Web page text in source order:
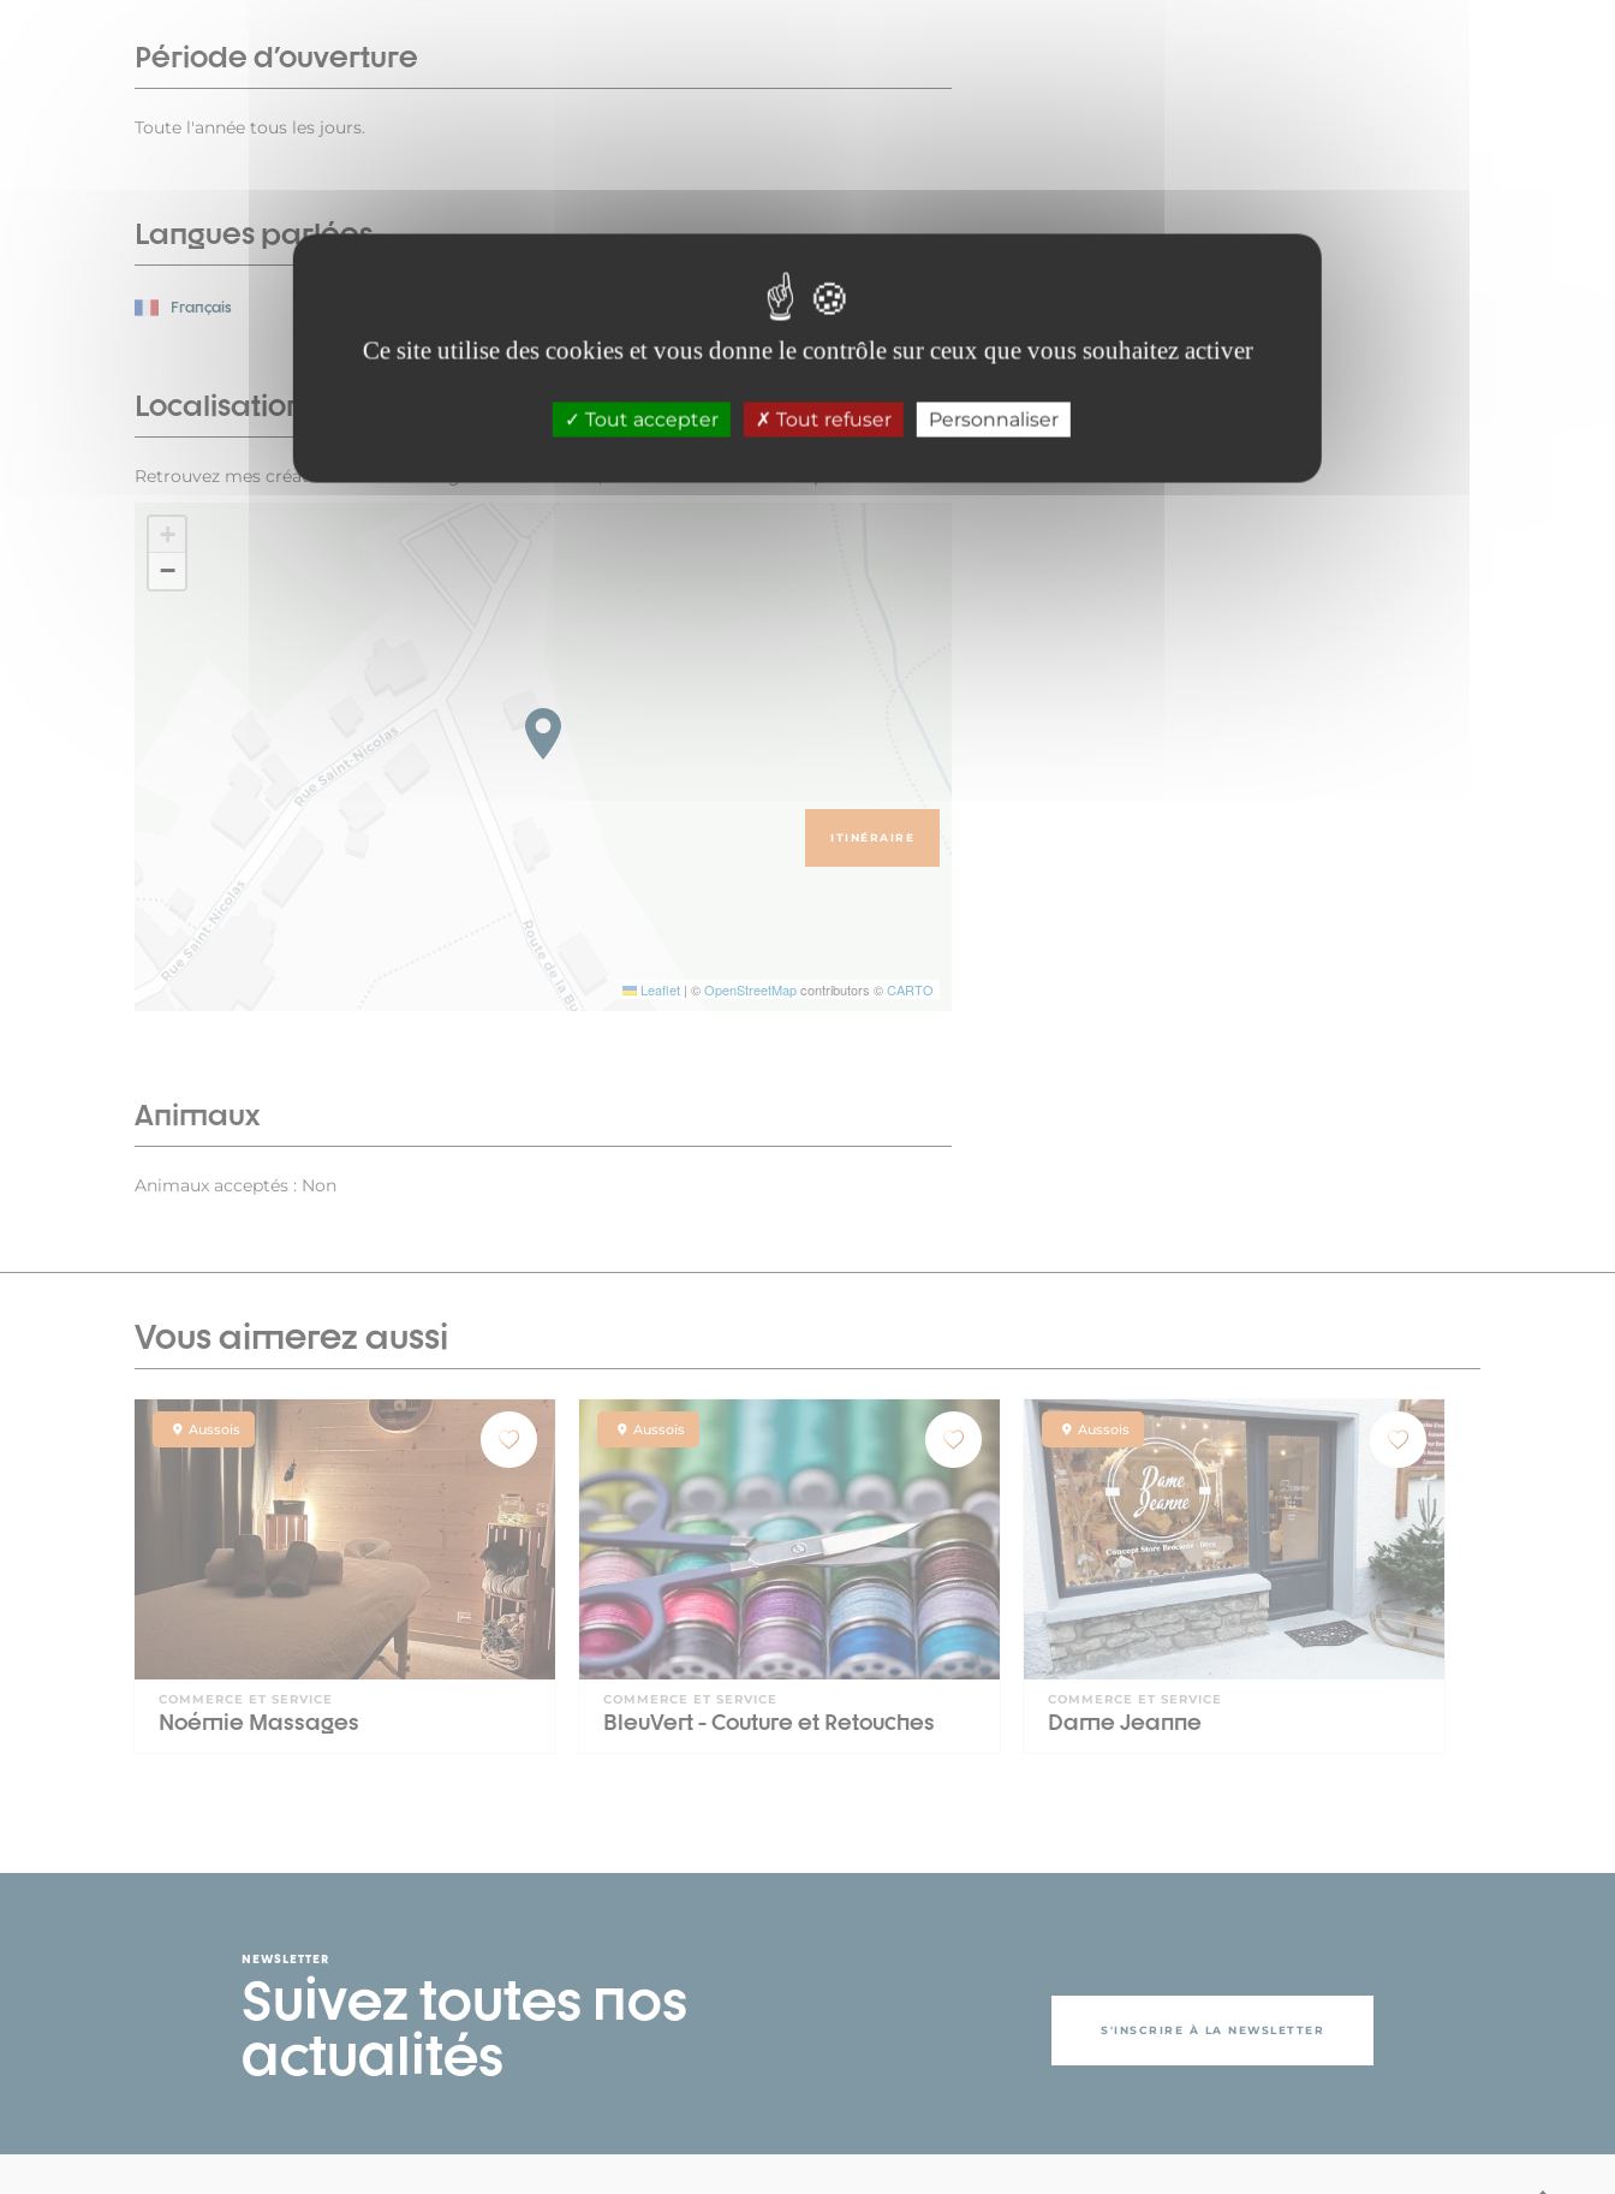
Ce site utilise des cookies et vous donne le contrôle sur ceux que vous souhaitez activer
Tout accepter Tout refuser Personnaliser
Période d'ouverture
Toute l'année tous les jours.
Langues parlées
Français
Localisation
Retrouvez mes créations dans les magasins: Âme d’art , Brasserie d’Oé et Biocoop à modane
+
−
Leaflet | ©OpenStreetMapcontributors ©CARTO
ITINÉRAIRE
Animaux
Animaux acceptés : Non
Vous aimerez aussi
Aussois
COMMERCE ET SERVICE
Noémie Massages
Aussois
COMMERCE ET SERVICE
BleuVert - Couture et Retouches
Aussois
COMMERCE ET SERVICE
Dame Jeanne
NEWSLETTER
Suivez toutes nos
actualités
S'INSCRIRE À LA NEWSLETTER